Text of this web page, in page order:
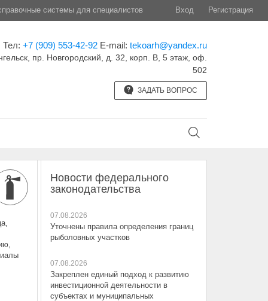
системы для специалистов Вход Регистрация
Тел: +7 (909) 553-42-92 E-mail: tekoarh@yandex.ru
пр. Новгородский, д. 32, корп. B, 5 этаж, оф.
502
ЗАДАТЬ ВОПРОС
Новости федерального
законодательства
07.08.2026
Уточнены правила определения границ
рыболовных участков
07.08.2026
Закреплен единый подход к развитию
инвестиционной деятельности в
субъектах и муниципальных